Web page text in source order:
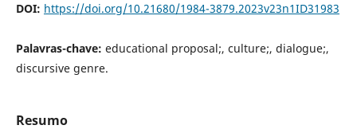
DOI: https://doi.org/10.21680/1984-3879.2023v23n1ID31983
Palavras-chave: educational proposal;, culture;, dialogue;,
discursive genre.
Resumo